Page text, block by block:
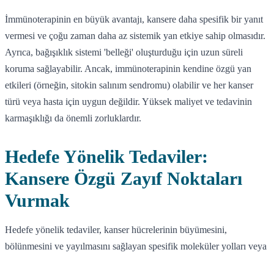
İmmünoterapinin en büyük avantajı, kansere daha spesifik bir yanıt
vermesi ve çoğu zaman daha az sistemik yan etkiye sahip olmasıdır.
Ayrıca, bağışıklık sistemi 'belleği' oluşturduğu için uzun süreli
koruma sağlayabilir. Ancak, immünoterapinin kendine özgü yan
etkileri (örneğin, sitokin salınım sendromu) olabilir ve her kanser
türü veya hasta için uygun değildir. Yüksek maliyet ve tedavinin
karmaşıklığı da önemli zorluklardır.
Hedefe Yönelik Tedaviler:
Kansere Özgü Zayıf Noktaları
Vurmak
Hedefe yönelik tedaviler, kanser hücrelerinin büyümesini,
bölünmesini ve yayılmasını sağlayan spesifik moleküler yolları veya